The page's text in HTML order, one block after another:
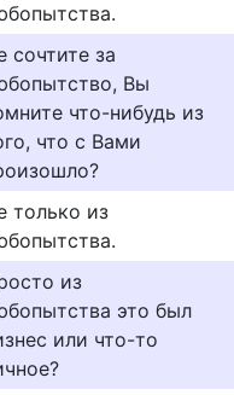
сочтите за
Вы
что-нибудь из
что с Вами
только из
из
это был
или что-то